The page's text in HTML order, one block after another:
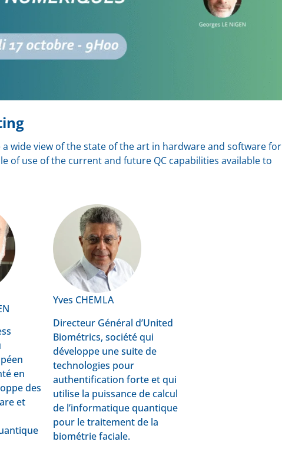
wide view of the state of the art in hardware and software for
of use of the current and future QC capabilities available to
en
des
et
Yves CHEMLA
Directeur Général d’United
Biométrics, société qui
développe une suite de
technologies pour
authentification forte et qui
utilise la puissance de calcul
de l’informatique quantique
pour le traitement de la
biométrie faciale.